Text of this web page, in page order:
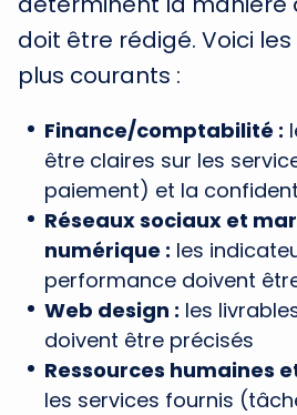
doit être rédigé. Voici
plus courants :
Finance/comptabilité :
être claires sur les
paiement) et la
Réseaux sociaux et
numérique : les
performance doivent
Web design : les
doivent être précisés
Ressources humaines
les services fournis